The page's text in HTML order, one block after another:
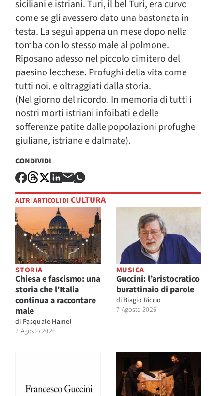
siciliani e istriani. Turi, il bel Turi, era curvo
come se gli avessero dato una bastonata in
testa. La seguì appena un mese dopo nella
tomba con lo stesso male al polmone.
Riposano adesso nel piccolo cimitero del
paesino lecchese. Profughi della vita come
tutti noi, e oltraggiati dalla storia.
(Nel giorno del ricordo. In memoria di tutti i
nostri morti istriani infoibati e delle
sofferenze patite dalle popolazioni profughe
giuliane, istriane e dalmate).
CONDIVIDI
ALTRI ARTICOLI DI CULTURA
STORIA
Chiesa e fascismo: una
storia che l’Italia
continua a raccontare
male
di Pasquale Hamel
7 Agosto 2026
MUSICA
Guccini: l’aristocratico
burattinaio di parole
di Biagio Riccio
7 Agosto 2026